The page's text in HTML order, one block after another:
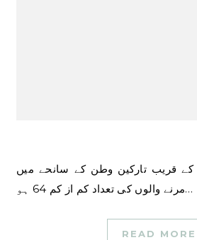
مرنے والوں کی تعداد کم از کم 64 ہو…
READ MORE